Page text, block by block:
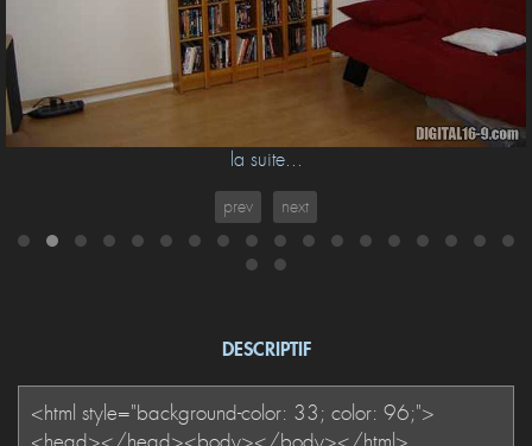
la suite...
prev next
DESCRIPTIF